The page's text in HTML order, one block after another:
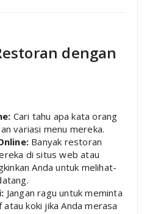
dengan
Cari tahu apa kata orang
variasi menu mereka.
Banyak restoran
di situs web atau
Anda untuk melihat-
Jangan ragu untuk meminta
koki jika Anda merasa